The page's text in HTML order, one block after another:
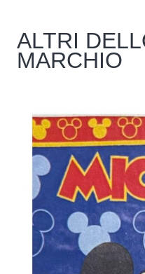
ALTRI
MARCHIO